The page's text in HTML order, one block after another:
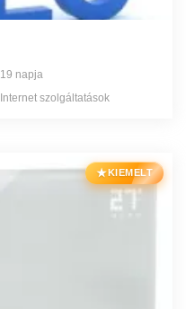
19 napja
Internet szolgáltatások
★KIEMELT